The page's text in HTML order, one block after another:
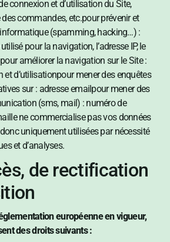
connexion et d’utilisation du Site,
commandes, etc.pour prévenir et
(spamming, hacking…) :
pour la navigation, l’adresse IP, le
améliorer la navigation sur le Site :
et d’utilisationpour mener des enquêtes
sur : adresse emailpour mener des
(sms, mail) : numéro de
ne commercialise pas vos données
uniquement utilisées par nécessité
et d’analyses.
de rectification
européenne en vigueur,
des droits suivants :